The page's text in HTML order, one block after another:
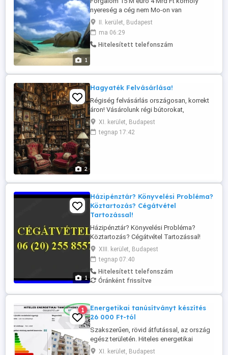
1
nyereség a cég nem Mo-on van
bejegyezve! Eladási ok: tulajdonos
ügyvezető spanyol multinacionális
cégben vált igazgatótanács taggá, ezért
ugyanitt nem lehet beszállítóként
megbízásokat teljesít- ...
II. kerület, Budapest
ma 06:29
Hitelesített telefonszám
2
Hagyaték Felvásárlása!
Régiség felvásárlás országosan, korrekt
áron! Vásárolunk régi bútorokat,
porcelánokat, festményeket, szobrokat,
órákat, csillárokat, ezüst és arany
tárgyakat, ékszereket, érméket,
XI. kerület, Budapest
tegnap 17:42
1
Házipénztár? Könyvelési Probléma?
Köztartozás? Cégátvétel
Tartozással!
Házipénztár? Könyvelési Probléma?
Köztartozás? Cégátvétel Tartozással!
Tagikölcsön? Könyvelési Probléma?
Köztartozás? Cégátvétel! Keressen
bizalommal! 06202558557
XIII. kerület, Budapest
tegnap 07:40
Hitelesített telefonszám
Óránként frissítve
1
Energetikai tanúsítványt készítés
26 000 Ft-tól
Szakszerűen, rövid átfutással, az ország
egész területén. Hiteles energetikai
tanúsítványt kap kézhez 1-3 napon belül!
XI. kerület, Budapest